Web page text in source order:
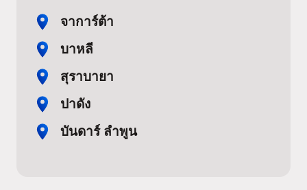
จาการ์ต้า
บาหลี
สุราบายา
ปาดัง
บันดาร์ ลำพูน